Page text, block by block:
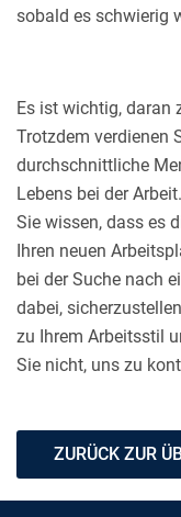
sobald es schwierig
Es ist wichtig, daran
Trotzdem verdienen
durchschnittliche
Lebens bei der
Sie wissen, dass es
Ihren neuen
bei der Suche nach
dabei,
zu Ihrem Arbeitsstil
Sie nicht, uns zu
ZURÜCK ZUR